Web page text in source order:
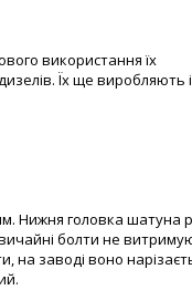
використання їх
Їх ще виробляють
Нижня головка шатуна
болти не
на заводі воно